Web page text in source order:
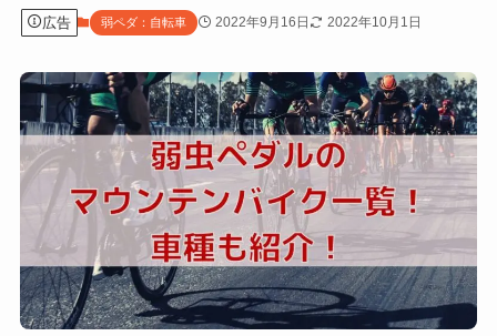
広告 弱ペダ：自転車 2022年9月16日 2022年10月1日